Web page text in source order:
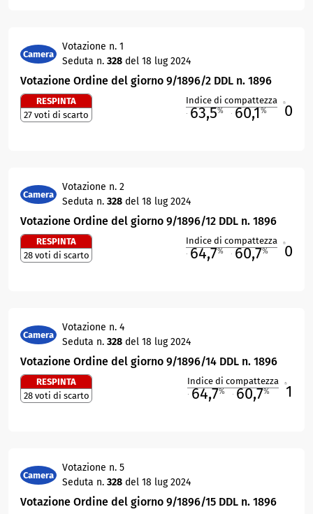
Camera
Votazione n. 1
Seduta n. 328 del 18 lug 2024
Votazione Ordine del giorno 9/1896/2 DDL n. 1896
RESPINTA
27 voti di scarto
Indice di compattezza
63,5% 60,1% 0
Camera
Votazione n. 2
Seduta n. 328 del 18 lug 2024
Votazione Ordine del giorno 9/1896/12 DDL n. 1896
RESPINTA
28 voti di scarto
Indice di compattezza
64,7% 60,7% 0
Camera
Votazione n. 4
Seduta n. 328 del 18 lug 2024
Votazione Ordine del giorno 9/1896/14 DDL n. 1896
RESPINTA
28 voti di scarto
Indice di compattezza
64,7% 60,7% 1
Camera
Votazione n. 5
Seduta n. 328 del 18 lug 2024
Votazione Ordine del giorno 9/1896/15 DDL n. 1896